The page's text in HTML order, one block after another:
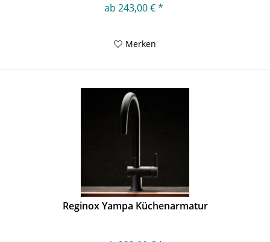
ab 243,00 € *
Merken
Reginox Yampa Küchenarmatur